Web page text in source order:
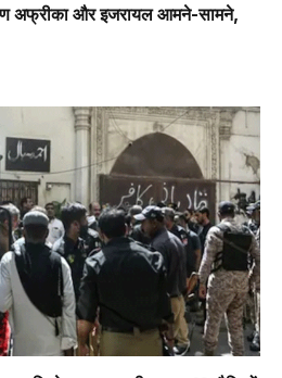
अफ्रीका और इजरायल आमने-सामने,